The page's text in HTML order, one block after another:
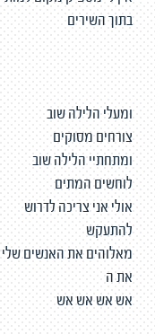
בתוך השירים
ומעלי הלילה שוב
צורחים מסוקים
ומתחתיי הלילה שוב
לוחשים המתים
אולי אני צריכה לדרוש
להתעקש
מאלוהים את האנשים שלי
את ה
אש אש אש אש